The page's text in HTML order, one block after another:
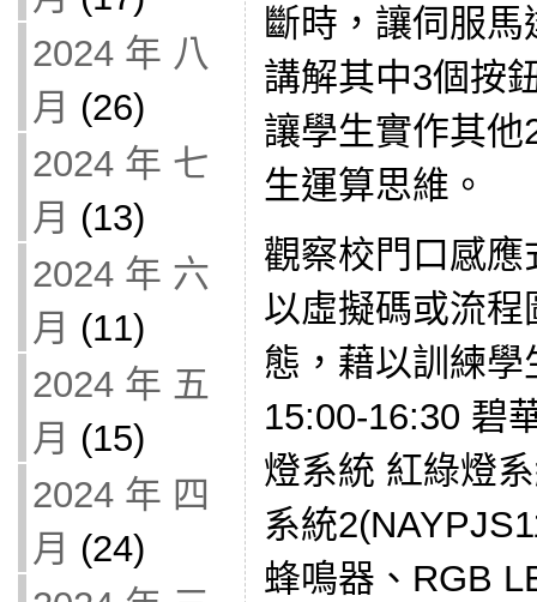
2024 年 八
月 (26)
2024 年 七
月 (13)
2024 年 六
月 (11)
2024 年 五
月 (15)
2024 年 四
月 (24)
斷時，讓伺服
講解其中3個按
讓學生實作其
生運算思維。
觀察校門口感
以虛擬碼或流
態，藉以訓練
15:00-16:30 碧
燈系統 紅綠燈
系統
蜂鳴器、RGB